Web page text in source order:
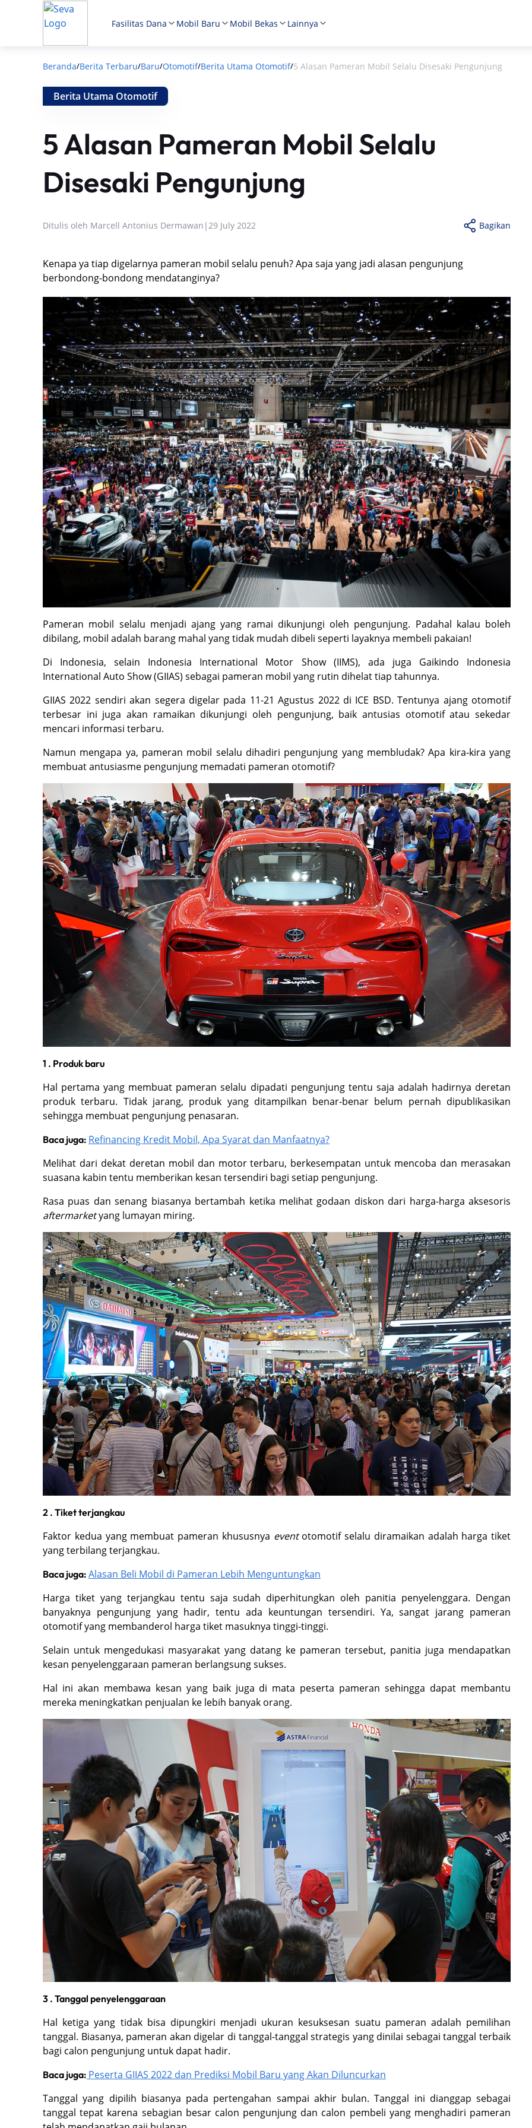
Fasilitas Dana Mobil Baru Mobil Bekas Lainnya
Beranda/Berita Terbaru/Baru/Otomotif/Berita Utama Otomotif/5 Alasan Pameran Mobil Selalu Disesaki Pengunjung
Berita Utama Otomotif
5 Alasan Pameran Mobil Selalu
Disesaki Pengunjung
Ditulis oleh Marcell Antonius Dermawan |29 July 2022 Bagikan
Kenapa ya tiap digelarnya pameran mobil selalu penuh? Apa saja yang jadi alasan pengunjung
berbondong-bondong mendatanginya?
Pameran mobil selalu menjadi ajang yang ramai dikunjungi oleh pengunjung. Padahal kalau boleh
dibilang, mobil adalah barang mahal yang tidak mudah dibeli seperti layaknya membeli pakaian!
Di Indonesia, selain Indonesia International Motor Show (IIMS), ada juga Gaikindo Indonesia
International Auto Show (GIIAS) sebagai pameran mobil yang rutin dihelat tiap tahunnya.
GIIAS 2022 sendiri akan segera digelar pada 11-21 Agustus 2022 di ICE BSD. Tentunya ajang otomotif
terbesar ini juga akan ramaikan dikunjungi oleh pengunjung, baik antusias otomotif atau sekedar
mencari informasi terbaru.
Namun mengapa ya, pameran mobil selalu dihadiri pengunjung yang membludak? Apa kira-kira yang
membuat antusiasme pengunjung memadati pameran otomotif?
1 . Produk baru
Hal pertama yang membuat pameran selalu dipadati pengunjung tentu saja adalah hadirnya deretan
produk terbaru. Tidak jarang, produk yang ditampilkan benar-benar belum pernah dipublikasikan
sehingga membuat pengunjung penasaran.
Baca juga: Refinancing Kredit Mobil, Apa Syarat dan Manfaatnya?
Melihat dari dekat deretan mobil dan motor terbaru, berkesempatan untuk mencoba dan merasakan
suasana kabin tentu memberikan kesan tersendiri bagi setiap pengunjung.
Rasa puas dan senang biasanya bertambah ketika melihat godaan diskon dari harga-harga aksesoris
aftermarketyang lumayan miring.
2 . Tiket terjangkau
Faktor kedua yang membuat pameran khususnya eventotomotif selalu diramaikan adalah harga tiket
yang terbilang terjangkau.
Baca juga: Alasan Beli Mobil di Pameran Lebih Menguntungkan
Harga tiket yang terjangkau tentu saja sudah diperhitungkan oleh panitia penyelenggara. Dengan
banyaknya pengunjung yang hadir, tentu ada keuntungan tersendiri. Ya, sangat jarang pameran
otomotif yang membanderol harga tiket masuknya tinggi-tinggi.
Selain untuk mengedukasi masyarakat yang datang ke pameran tersebut, panitia juga mendapatkan
kesan penyelenggaraan pameran berlangsung sukses.
Hal ini akan membawa kesan yang baik juga di mata peserta pameran sehingga dapat membantu
mereka meningkatkan penjualan ke lebih banyak orang.
3 . Tanggal penyelenggaraan
Hal ketiga yang tidak bisa dipungkiri menjadi ukuran kesuksesan suatu pameran adalah pemilihan
tanggal. Biasanya, pameran akan digelar di tanggal-tanggal strategis yang dinilai sebagai tanggal terbaik
bagi calon pengunjung untuk dapat hadir.
Baca juga: Peserta GIIAS 2022 dan Prediksi Mobil Baru yang Akan Diluncurkan
Tanggal yang dipilih biasanya pada pertengahan sampai akhir bulan. Tanggal ini dianggap sebagai
tanggal tepat karena sebagian besar calon pengunjung dan calon pembeli yang menghadiri pameran